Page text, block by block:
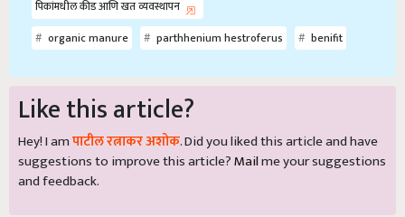
पिकांमधील कीड आणि खत व्यवस्थापन
organic manure
parthhenium hestroferus benifit
Like this article?
Hey! I amपाटील रत्नाकर अशोक. Did you liked this article and have
suggestions to improve this article?Mailme your suggestions
and feedback.